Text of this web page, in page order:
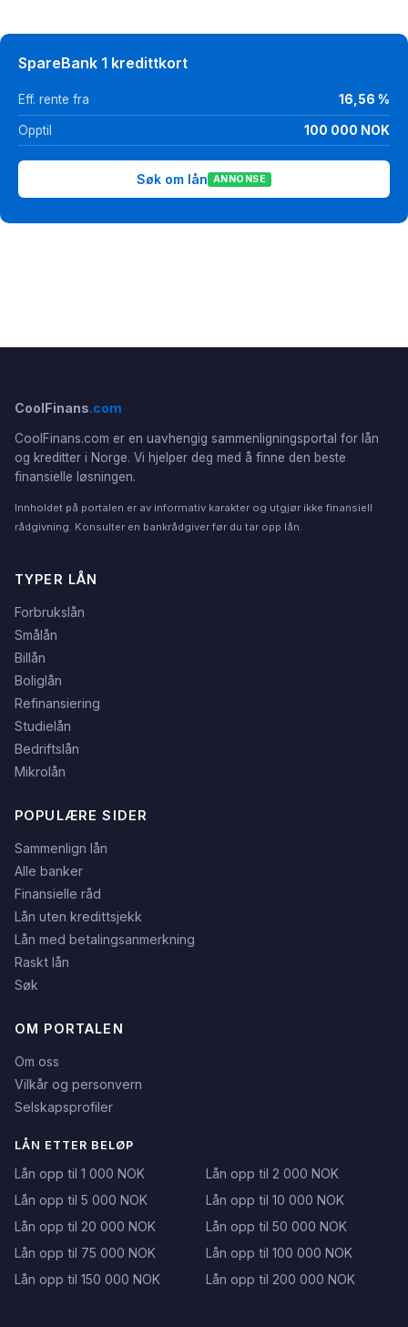
SpareBank 1 kredittkort
Eff. rente fra 16,56 %
Opptil 100 000 NOK
Søk om lån ANNONSE
CoolFinans.com
CoolFinans.com er en uavhengig sammenligningsportal for lån
og kreditter i Norge. Vi hjelper deg med å finne den beste
finansielle løsningen.
Innholdet på portalen er av informativ karakter og utgjør ikke finansiell
rådgivning. Konsulter en bankrådgiver før du tar opp lån.
TYPER LÅN
Forbrukslån
Smålån
Billån
Boliglån
Refinansiering
Studielån
Bedriftslån
Mikrolån
POPULÆRE SIDER
Sammenlign lån
Alle banker
Finansielle råd
Lån uten kredittsjekk
Lån med betalingsanmerkning
Raskt lån
Søk
OM PORTALEN
Om oss
Vilkår og personvern
Selskapsprofiler
LÅN ETTER BELØP
Lån opp til 1 000 NOK
Lån opp til 2 000 NOK
Lån opp til 5 000 NOK
Lån opp til 10 000 NOK
Lån opp til 20 000 NOK
Lån opp til 50 000 NOK
Lån opp til 75 000 NOK
Lån opp til 100 000 NOK
Lån opp til 150 000 NOK
Lån opp til 200 000 NOK